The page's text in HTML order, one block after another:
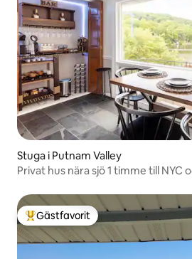
Stuga i Putnam Valley
Privat hus nära sjö 1 timme till NYC
Populär gästfavorit
Gästfavorit